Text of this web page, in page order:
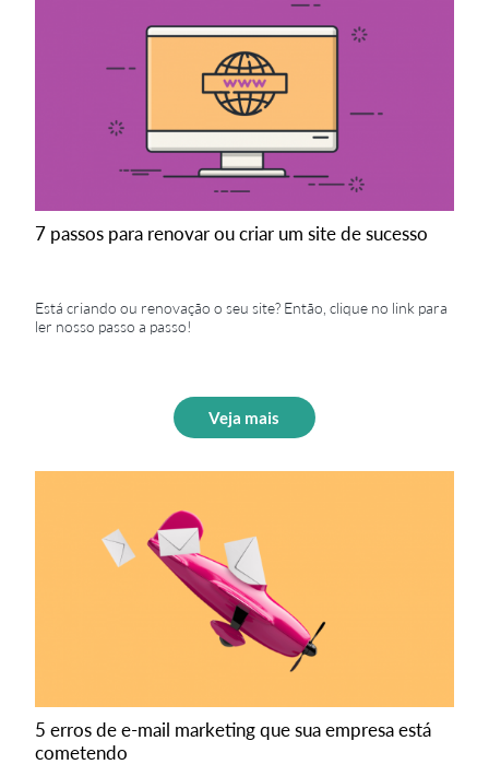
7 passos para renovar ou criar um site de sucesso
Está criando ou renovação o seu site? Então, clique no link para
ler nosso passo a passo!
Veja mais
5 erros de e-mail marketing que sua empresa está
cometendo